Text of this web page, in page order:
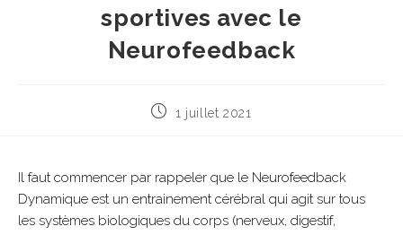
sportives avec le
Neurofeedback
1 juillet 2021
Il faut commencer par rappeler que le Neurofeedback
Dynamique est un entrainement cérébral qui agit sur tous
les systèmes biologiques du corps (nerveux, digestif,